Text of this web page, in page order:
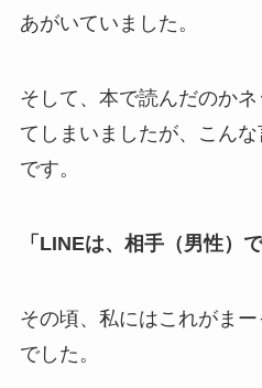
あがいていました。
そして、本で読んだのか
てしまいましたが、こん
です。
「LINEは、相手（男性）
その頃、私にはこれがま
でした。